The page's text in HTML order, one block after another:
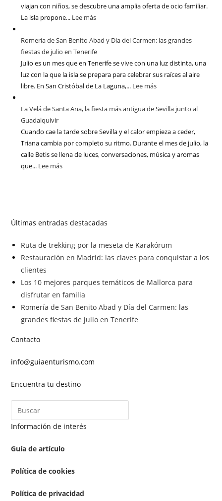
viajan con niños, se descubre una amplia oferta de ocio familiar.
La isla propone... Lee más
Romería de San Benito Abad y Día del Carmen: las grandes
fiestas de julio en Tenerife
Julio es un mes que en Tenerife se vive con una luz distinta, una
luz con la que la isla se prepara para celebrar sus raíces al aire
libre. En San Cristóbal de La Laguna,... Lee más
La Velá de Santa Ana, la fiesta más antigua de Sevilla junto al
Guadalquivir
Cuando cae la tarde sobre Sevilla y el calor empieza a ceder,
Triana cambia por completo su ritmo. Durante el mes de julio, la
calle Betis se llena de luces, conversaciones, música y aromas
que... Lee más
Últimas entradas destacadas
Ruta de trekking por la meseta de Karakórum
Restauración en Madrid: las claves para conquistar a los
clientes
Los 10 mejores parques temáticos de Mallorca para
disfrutar en familia
Romería de San Benito Abad y Día del Carmen: las
grandes fiestas de julio en Tenerife
Contacto
info@guiaenturismo.com
Encuentra tu destino
Información de interés
Guía de artículo
Política de cookies
Política de privacidad